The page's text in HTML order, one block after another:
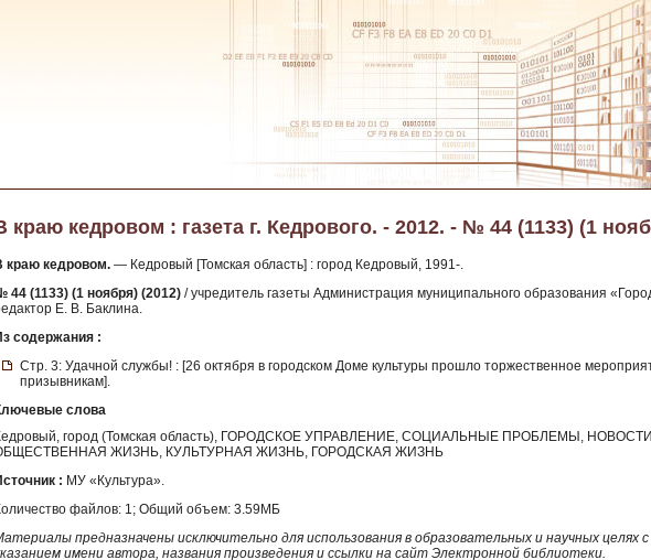
краю кедровом : газета г. Кедрового. - 2012. - № 44 (1133) (1
краю кедровом. — Кедровый [Томская область] : город Кедровый, 1991-.
44 (1133) (1 ноября) (2012) / учредитель газеты Администрация муниципального образования
Е. В. Баклина.
содержания :
Стр. 3: Удачной службы! : [26 октября в городском Доме культуры прошло торжественное
призывникам].
слова
город (Томская область), ГОРОДСКОЕ УПРАВЛЕНИЕ, СОЦИАЛЬНЫЕ ПРОБЛЕМЫ,
ЖИЗНЬ, КУЛЬТУРНАЯ ЖИЗНЬ, ГОРОДСКАЯ ЖИЗНЬ
: МУ «Культура».
файлов: 1; Общий объем: 3.59МБ
предназначены исключительно для использования в образовательных и научных целях
имени автора, названия произведения и ссылки на сайт Электронной библиотеки.